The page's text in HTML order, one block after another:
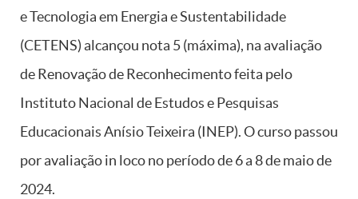
e Tecnologia em Energia e Sustentabilidade
(CETENS) alcançou nota 5 (máxima), na avaliação
de Renovação de Reconhecimento feita pelo
Instituto Nacional de Estudos e Pesquisas
Educacionais Anísio Teixeira (INEP). O curso passou
por avaliação in loco no período de 6 a 8 de maio de
2024.